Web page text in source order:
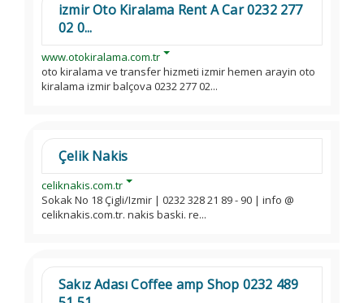
izmir Oto Kiralama Rent A Car 0232 277
02 0...
www.otokiralama.com.tr
oto kiralama ve transfer hizmeti izmir hemen arayin oto
kiralama izmir balçova 0232 277 02...
Çelik Nakis
celiknakis.com.tr
Sokak No 18 Çigli/Izmir | 0232 328 21 89 - 90 | info @
celiknakis.com.tr. nakis baski. re...
Sakız Adası Coffee amp Shop 0232 489